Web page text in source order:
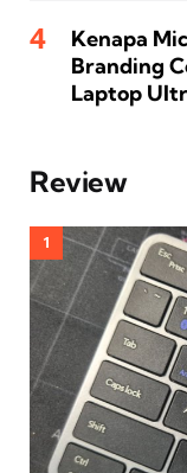
Kenapa
Branding
Laptop
Review